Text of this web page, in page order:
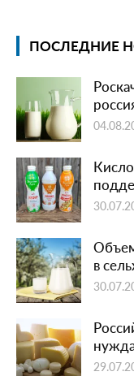
ПОСЛЕДНИЕ
в